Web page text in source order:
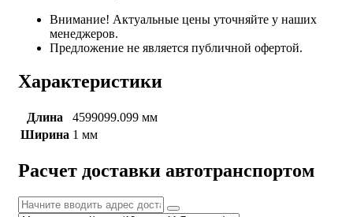
Внимание! Актуальные цены уточняйте у наших
менеджеров.
Предложение не является публичной офертой.
Характеристики
Длина
4599099.099 мм
Ширина 1 мм
Расчет доставки автотранспортом